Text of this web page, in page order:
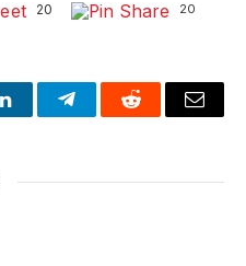
20 20
LinkedInTelegramReddit Email